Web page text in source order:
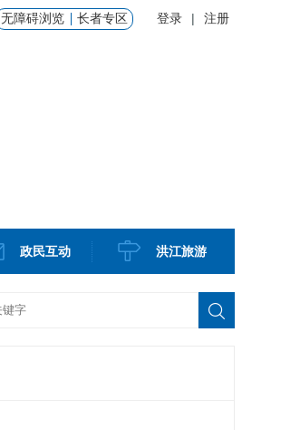
登录 | 注册
无障碍浏览 长者专区
政民互动 洪江旅游